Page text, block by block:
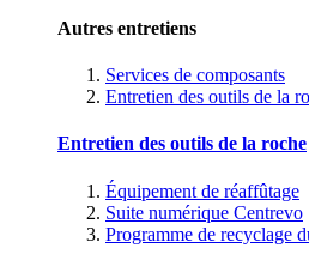
Autres entretiens
Services de composants
Entretien des outils de la
Entretien des outils de la roche
Équipement de réaffûtage
Suite numérique Centrevo
Programme de recyclage